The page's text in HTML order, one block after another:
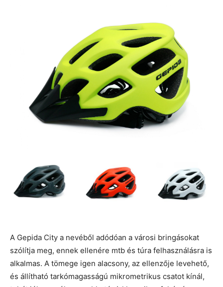
A Gepida City a nevéből adódóan a városi bringásokat
szólítja meg, ennek ellenére mtb és túra felhasználásra is
alkalmas. A tömege igen alacsony, az ellenzője levehető,
és állítható tarkómagasságú mikrometrikus csatot kínál,